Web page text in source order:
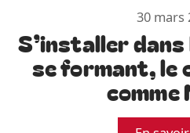
30 mars
S’installer
se formant, le
comme